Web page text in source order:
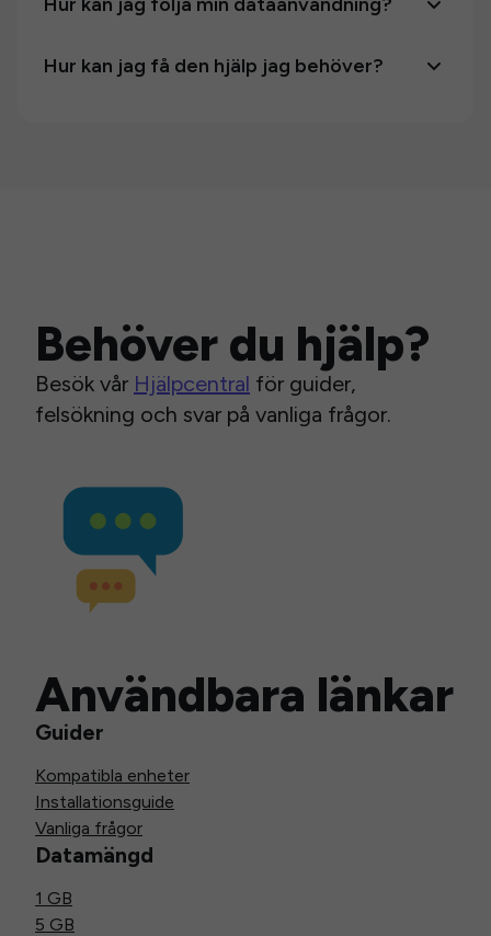
Hur kan jag få den hjälp jag behöver?
Behöver du hjälp?
Besök vår Hjälpcentral för guider,
felsökning och svar på vanliga frågor.
Användbara länkar
Guider
Kompatibla enheter
Installationsguide
Vanliga frågor
Datamängd
1 GB
5 GB